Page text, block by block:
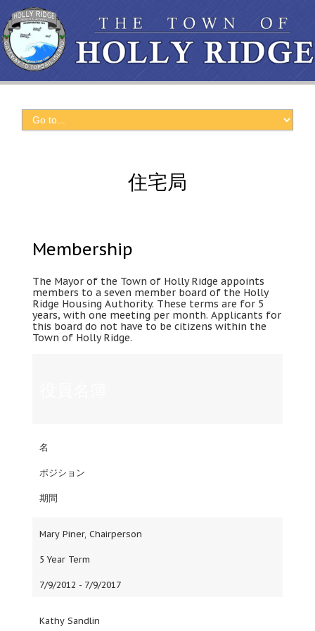
住宅局
Membership
The Mayor of the Town of Holly Ridge appoints
members to a seven member board of the Holly
Ridge Housing Authority. These terms are for 5
years,with one meeting per month.Applicants for
this board do not have to be citizens within the
Town of Holly Ridge.
名
ポジション
期間
Mary Piner,Chairperson
5Year Term
7/9/2012 - 7/9/2017
Kathy Sandlin